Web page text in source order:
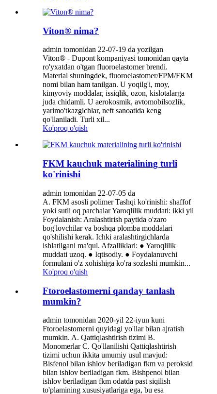
Viton® nima?
admin tomonidan 22-07-19 da yozilgan
Viton® - Dupont kompaniyasi tomonidan qayta
ro'yxatdan o'tgan fluoroelastomer brendi.
Material shuningdek, fluoroelastomer/FPM/FKM
nomi bilan ham tanilgan. U yoqilg'i, moy,
kimyoviy moddalar, issiqlik, ozon, kislotalarga
juda chidamli. U aerokosmik, avtomobilsozlik,
yarimo'tkazgichlar, neft sanoatida keng
qo'llaniladi. Turli xil...
Ko'proq o'qish
FKM kauchuk materialining turli
ko'rinishi
admin tomonidan 22-07-05 da
A. FKM asosli polimer Tashqi ko'rinishi: shaffof
yoki sutli oq parchalar Yaroqlilik muddati: ikki yil
Foydalanish: Aralashtirish paytida o'zaro
bog'lovchilar va boshqa plomba moddalari
qo'shilishi kerak. Ichki aralashtirgichlarda
ishlatilgani ma'qul. Afzalliklari: ● Yaroqlilik
muddati uzoq. ● Iqtisodiy. ● Foydalanuvchi
formulani o'z xohishiga ko'ra sozlashi mumkin...
Ko'proq o'qish
Ftoroelastomerni qanday tanlash
mumkin?
admin tomonidan 2020-yil 22-iyun kuni
Ftoroelastomerni quyidagi yo'llar bilan ajratish
mumkin. A. Qattiqlashtirish tizimi B.
Monomerlar C. Qo'llanilishi Qattiqlashtirish
tizimi uchun ikkita umumiy usul mavjud:
Bisfenol bilan ishlov beriladigan fkm va peroksid
bilan ishlov beriladigan fkm. Bishpenol bilan
ishlov beriladigan fkm odatda past siqilish
to'plamining xususiyatlariga ega, bu esa